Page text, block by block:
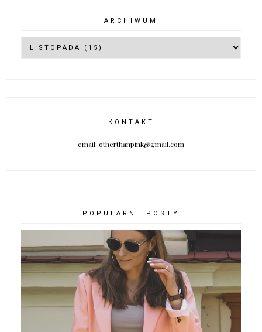
ARCHIWUM
KONTAKT
email: otherthanpink@gmail.com
POPULARNE POSTY